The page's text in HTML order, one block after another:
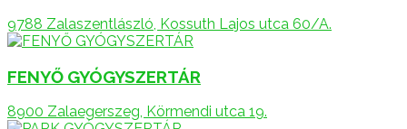
9788 Zalaszentlászló, Kossuth Lajos utca 60/A.
FENYŐ GYÓGYSZERTÁR
8900 Zalaegerszeg, Körmendi utca 19.